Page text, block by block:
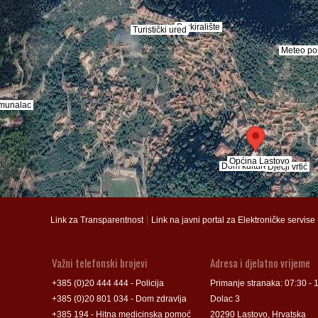
Općina Lastovo
Dječji vrtić
Meteo
Dom kulture
Turistički uredParkiralište
Općina Lastovo
Dječji vrtić
Meteo
Dom kulture
Turistički uredParkiralište
Link za Transparentnost| Link na javni portal za Elektroničke servise
Adresa i djelatno vrijeme
Primanje stranaka: 07:30 -
Dolac 3
20290 Lastovo, Hrvatska
Važni telefonski brojevi
+385 (0)20 444 444 - Policija
+385 (0)20 801 034 - Dom zdravlja
+385 194 - Hitna medicinska pomoć